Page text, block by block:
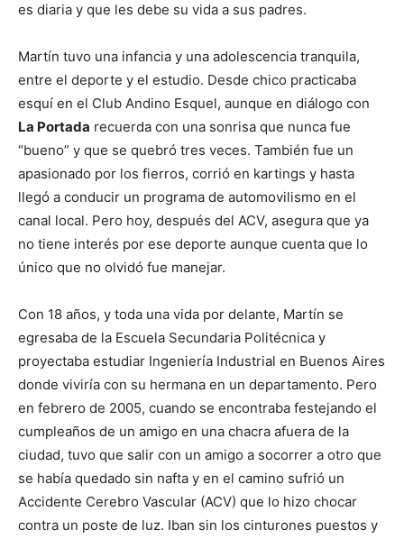
es diaria y que les debe su vida a sus padres.
Martín tuvo una infancia y una adolescencia tranquila,
entre el deporte y el estudio. Desde chico practicaba
esquí en el Club Andino Esquel, aunque en diálogo con
La Portada recuerda con una sonrisa que nunca fue
“bueno” y que se quebró tres veces. También fue un
apasionado por los fierros, corrió en kartings y hasta
llegó a conducir un programa de automovilismo en el
canal local. Pero hoy, después del ACV, asegura que ya
no tiene interés por ese deporte aunque cuenta que lo
único que no olvidó fue manejar.
Con 18 años, y toda una vida por delante, Martín se
egresaba de la Escuela Secundaria Politécnica y
proyectaba estudiar Ingeniería Industrial en Buenos Aires
donde viviría con su hermana en un departamento. Pero
en febrero de 2005, cuando se encontraba festejando el
cumpleaños de un amigo en una chacra afuera de la
ciudad, tuvo que salir con un amigo a socorrer a otro que
se había quedado sin nafta y en el camino sufrió un
Accidente Cerebro Vascular (ACV) que lo hizo chocar
contra un poste de luz. Iban sin los cinturones puestos y